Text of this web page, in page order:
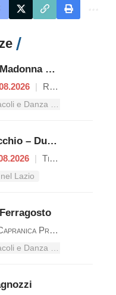
Festa per la Madonna della Neve
| Roccagiovine
Eterno Pinocchio – Duecento anni di Collodi
| Tivoli
Lazio
Prenestina